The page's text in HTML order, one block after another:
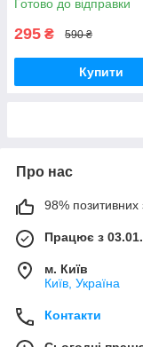
Готово до відправки
295 ₴ 590 ₴
Купити
Про нас
98% позитивних
Працює з
м. Київ
Київ, Україна
Контакти